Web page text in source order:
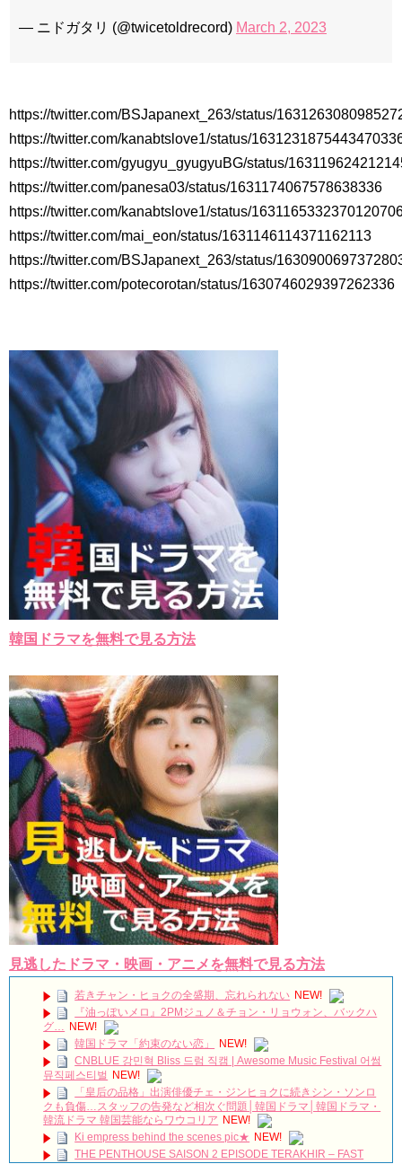
— ニドガタリ (@twicetoldrecord) March 2, 2023
https://twitter.com/BSJapanext_263/status/
https://twitter.com/kanabtslove1/status/
https://twitter.com/gyugyu_gyugyuBG/status/
https://twitter.com/panesa03/status/1631174067578638336
https://twitter.com/kanabtslove1/status/
https://twitter.com/mai_eon/status/1631146114371162113
https://twitter.com/BSJapanext_263/status/
https://twitter.com/potecorotan/status/1630746029397262336
韓国ドラマを無料で見る方法
見逃したドラマ・映画・アニメを無料で見る方法
若きチャン・ヒョクの全盛期、忘れられない NEW!
『油っぽいメロ』2PMジュノ＆チョン・リョウォン、バックハ
グ… NEW!
韓国ドラマ「約束のない恋」
NEW!
CNBLUE 강민혁 Bliss 드럼 직캠 | Awesome Music Festival 어썸
뮤직페스티벌
NEW!
「皇后の品格」出演俳優チェ・ジンヒョクに続きシン・ソンロ
クも負傷…スタッフの告発など相次ぐ問題│韓国ドラマ│韓国ドラマ・
韓流ドラマ 韓国芸能ならワウコリア NEW!
Ki empress behind the scenes pic★ NEW!
THE PENTHOUSE SAISON 2 EPISODE TERAKHIR – FAST